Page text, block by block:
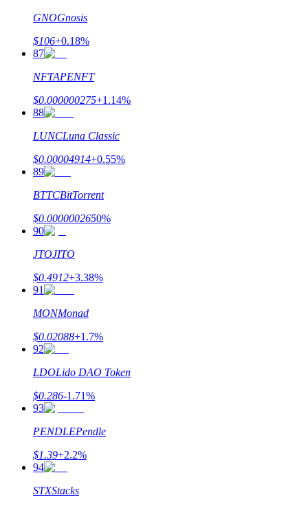
GNOGnosis
$106+0.18%
87
NFTAPENFT
$0.000000275+1.14%
88
LUNCLuna Classic
$0.00004914+0.55%
89
BTTCBitTorrent
$0.0000002650%
90
JTOJITO
$0.4912+3.38%
91
MONMonad
$0.02088+1.7%
92
LDOLido DAO Token
$0.286-1.71%
93
PENDLEPendle
$1.39+2.2%
94
STXStacks